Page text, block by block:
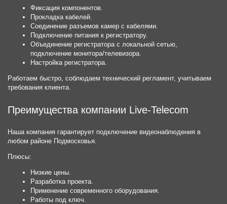
Фиксация компонентов.
Прокладка кабелей.
Соединение разъемов камер с кабелями.
Подключение питания к регистратору.
Объединение регистратора с локальной сетью,
подключение монитора/телевизора.
Настройка регистратора.
Работаем быстро, соблюдаем технический регламент, учитываем
требования клиента.
Преимущества компании Live-Telecom
Наша компания гарантирует подключение видеонаблюдения в
любом районе Подмосковья.
Плюсы:
Низкие цены.
Разработка проекта.
Применение современного оборудования.
Работы под ключ.